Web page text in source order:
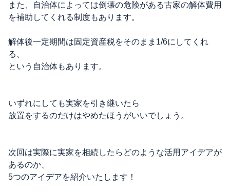
また、自治体によっては倒壊の危険がある古家の解体費用
を補助してくれる制度もあります。
解体後一定期間は固定資産税をそのまま1/6にしてくれ
る、
という自治体もあります。
いずれにしても実家を引き継いたら
放置をするのだけはやめたほうがいいでしょう。
次回は実際に実家を相続したらどのような活用アイデアが
あるのか、
5つのアイデアを紹介いたします！